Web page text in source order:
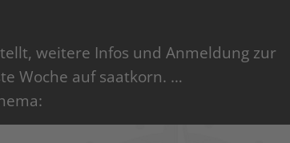
weitere Infos und Anmeldung zur
Woche auf saatkorn. …